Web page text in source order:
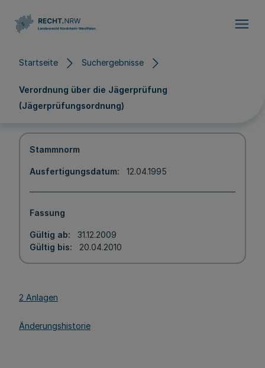
Startseite Suchergebnisse
Verordnung über die Jägerprüfung
(Jägerprüfungsordnung)
Stammnorm
Ausfertigungsdatum 12.04.1995
Fassung
Gültig ab
31.12.2009
Gültig bis
20.04.2010
2 Anlagen
Änderungshistorie